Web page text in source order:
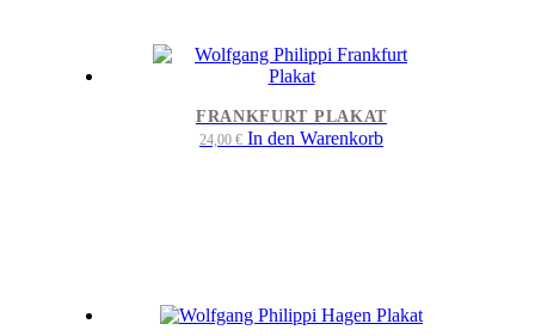
FRANKFURT PLAKAT
24,00 € In den Warenkorb